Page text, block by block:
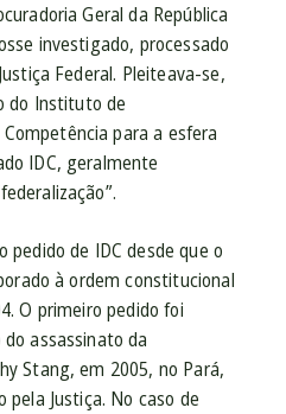
Geral da República
investigado, processado
Federal. Pleiteava-se,
do Instituto de
para a esfera
IDC, geralmente
pedido de IDC desde que o
à ordem constitucional
O primeiro pedido foi
assassinato da
Stang, em 2005, no Pará,
pela Justiça. No caso de